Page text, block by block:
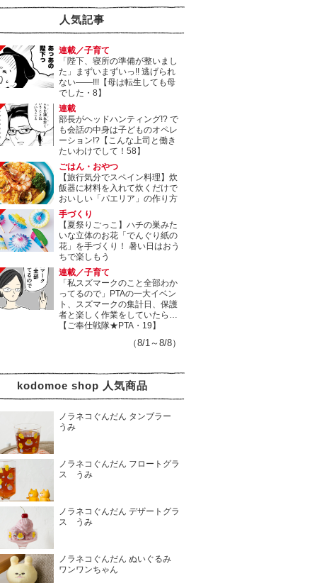
人気記事
連載／子育て
「陛下、寝所の準備が整いまし
た」まずいまずいっ!! 逃げられ
ない――!!!【母は転生しても母
でした・8】
連載
部長がヘッドハンティング!? で
も会話の中身は子どものオペレ
ーション!?【こんな上司と働き
たいわけでして！58】
ごはん・おやつ
【旅行気分でスペイン料理】炊
飯器に材料を入れて炊くだけで
おいしい「パエリア」の作り方
手づくり
【夏祭りごっこ】ハチの巣みた
いな立体のお花「でんぐり紙の
花」を手づくり！ 暑い日はおう
ちで楽しもう
連載／子育て
「私スズマークのこと全部わか
ってるので」PTAの一大イベン
ト、スズマークの集計日、保護
者と楽しく作業をしていたら…
【ご奉仕戦隊★PTA・19】
（8/1～8/8）
kodomoe shop 人気商品
ノラネコぐんだん タンブラー
うみ
ノラネコぐんだん フロートグラ
ス うみ
ノラネコぐんだん デザートグラ
ス うみ
ノラネコぐんだん ぬいぐるみ
ワンワンちゃん